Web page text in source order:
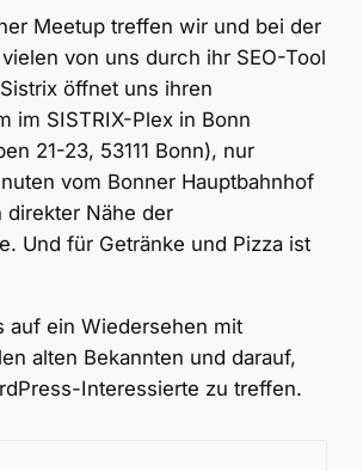
Meetup treffen wir und bei der
von uns durch ihr SEO-Tool
öffnet uns ihren
im SISTRIX-Plex in Bonn
21-23, 53111 Bonn), nur
vom Bonner Hauptbahnhof
direkter Nähe der
Und für Getränke und Pizza ist
auf ein Wiedersehen mit
alten Bekannten und darauf,
Interessierte zu treffen.